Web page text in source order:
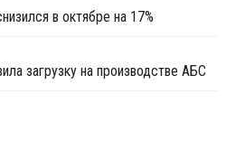
в октябре на 17%
загрузку на производстве АБС